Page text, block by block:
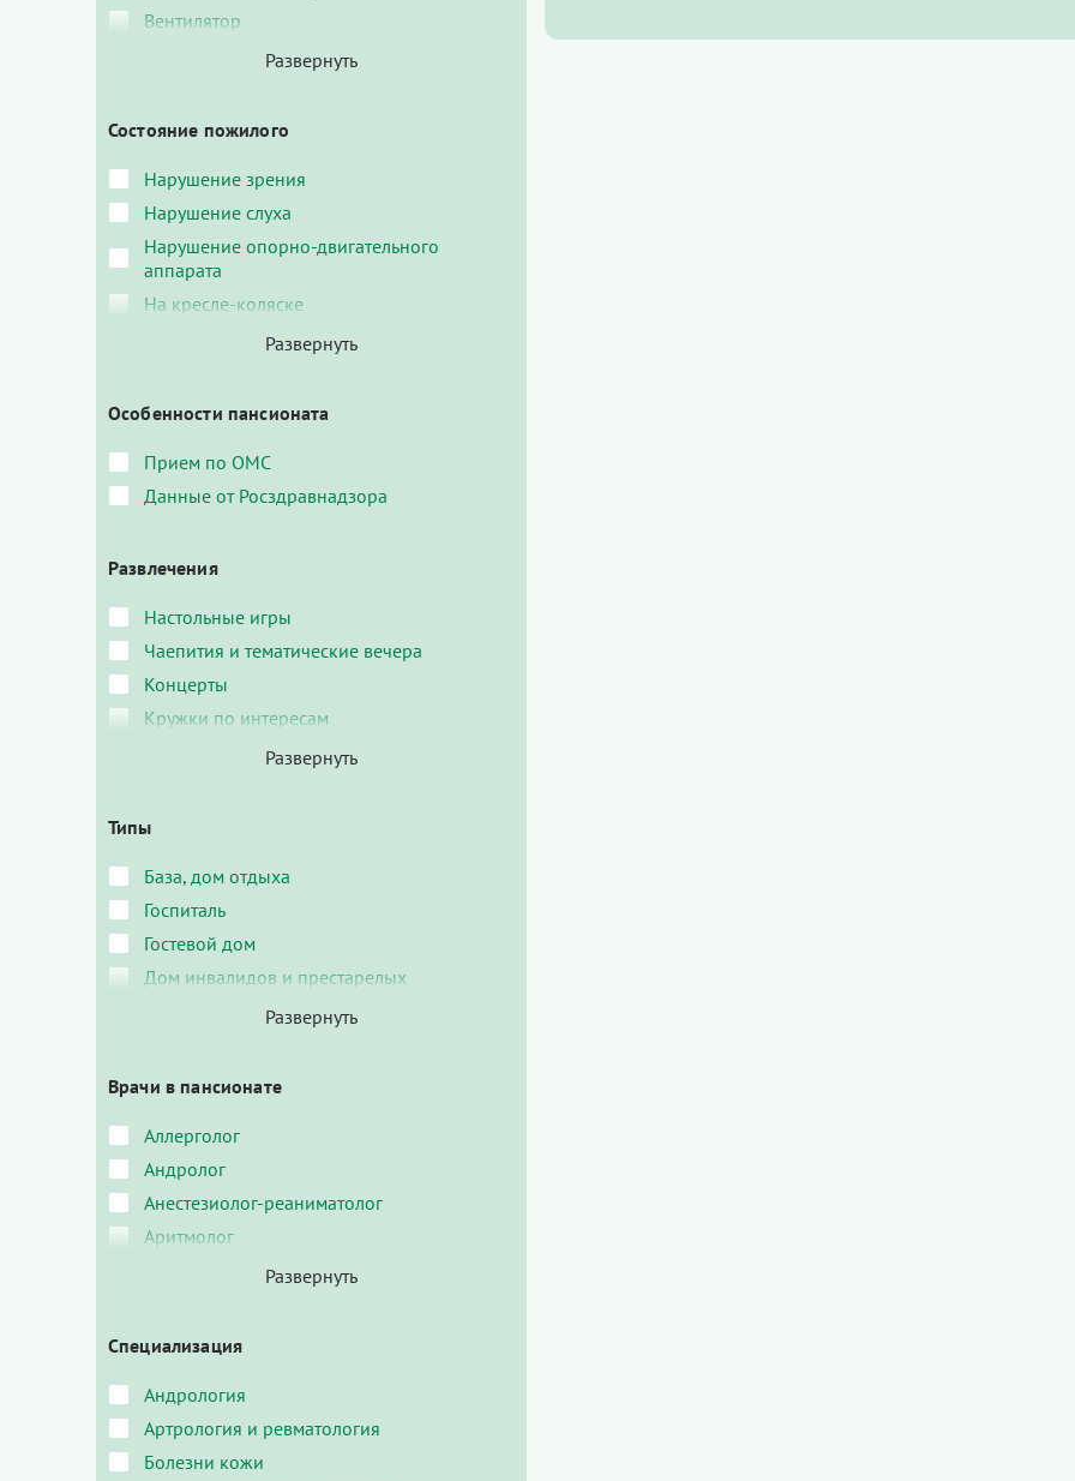
Вентилятор
Состояние пожилого
Нарушение зрения
Нарушение слуха
Нарушение опорно-двигательного
аппарата
На кресле-коляске
Особенности пансионата
Прием по ОМС
Данные от Росздравнадзора
Развлечения
Настольные игры
Чаепития и тематические вечера
Концерты
Кружки по интересам
Типы
База, дом отдыха
Госпиталь
Гостевой дом
Дом инвалидов и престарелых
Врачи в пансионате
Аллерголог
Андролог
Анестезиолог-реаниматолог
Аритмолог
Специализация
Андрология
Артрология и ревматология
Болезни кожи